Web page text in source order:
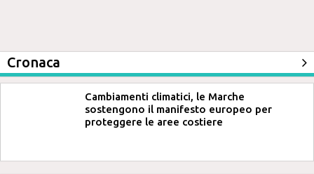
Cronaca
Cambiamenti climatici, le Marche
sostengono il manifesto europeo per
proteggere le aree costiere